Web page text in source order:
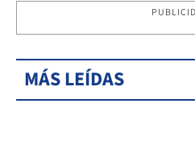
MÁS LEÍDAS